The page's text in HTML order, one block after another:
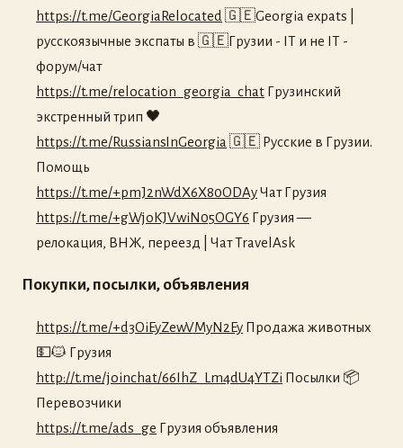
https://t.me/GeorgiaRelocated 🇬🇪Georgia expats |
русскоязычные экспаты в 🇬🇪Грузии - IT и не IT -
форум/чат
https://t.me/relocation_georgia_chat Грузинский
экстренный трип 🖤
https://t.me/RussiansInGeorgia 🇬🇪 Русские в Грузии.
Помощь
https://t.me/+pmJ2nWdX6X80ODAyЧат Грузия
https://t.me/+gWjoKJVwiN05OGY6 Грузия —
релокация, ВНЖ, переезд | Чат TravelAsk
Покупки, посылки, объявления
https://t.me/+d3OiEyZewVMyN2Ey Продажа животных
💵🐱 Грузия
http://t.me/joinchat/66IhZ_Lm4dU4YTZi Посылки 📦
Перевозчики
https://t.me/ads_ge Грузия объявления